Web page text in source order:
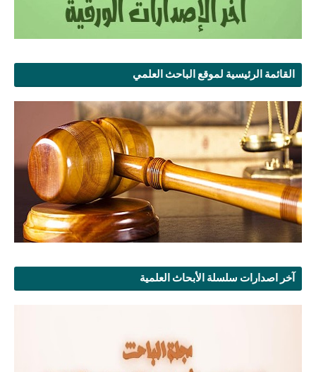
القائمة الرئيسية لموقع الباحث العلمي
آخر اصدارات سلسلة الأبحاث العلمية